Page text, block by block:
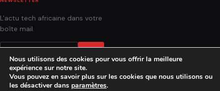
L'actu tech africaine dans votre
boîte mail.
Nous utilisons des cookies pour vous offrir la meilleure
expérience sur notre site.
Vous pouvez en savoir plus sur les cookies que nous utilisons ou
les désactiver dans paramètres.